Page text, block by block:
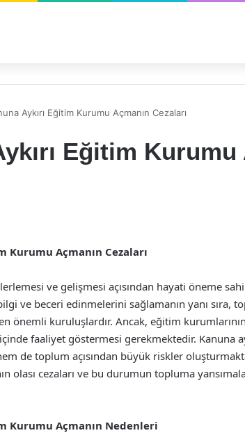
Aykırı Eğitim Kurumu Açmanın Cezaları
Eğitim Kurumu
Kurumu Açmanın Cezaları
ve gelişmesi açısından hayati öneme
ve beceri edinmelerini sağlamanın yanı sıra,
önemli kuruluşlardır. Ancak, eğitim
faaliyet göstermesi gerekmektedir. Kanuna
de toplum açısından büyük riskler
olası cezaları ve bu durumun topluma
Kurumu Açmanın Nedenleri